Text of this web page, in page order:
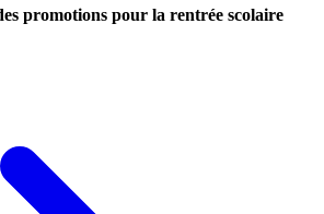
promotions pour la rentrée scolaire